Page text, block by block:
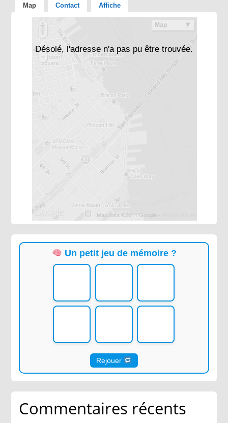
Map Contact Affiche
Désolé, l'adresse n'a pas pu être trouvée.
Un petit jeu de mémoire ?
Rejouer
Commentaires récents